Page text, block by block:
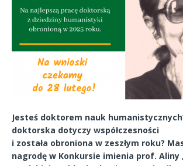
Jesteś doktorem nauk
doktorska dotyczy współczesności
i została obroniona w zeszłym roku?
nagrodę w Konkursie imienia prof. Aliny